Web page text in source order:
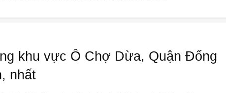
khu vực Ô Chợ Dừa, Quận Đống
nhất